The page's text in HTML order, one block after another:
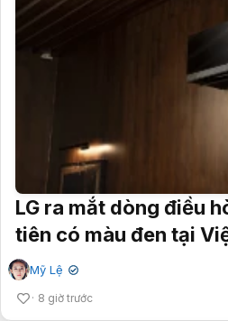
LG ra mắt dòng điều
tiên có màu đen tại
Mỹ Lệ ✔
8 giờ trước